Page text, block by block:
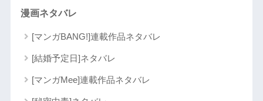
漫画ネタバレ
[マンガBANG!]連載作品ネタバレ
[結婚予定日]ネタバレ
[マンガMee]連載作品ネタバレ